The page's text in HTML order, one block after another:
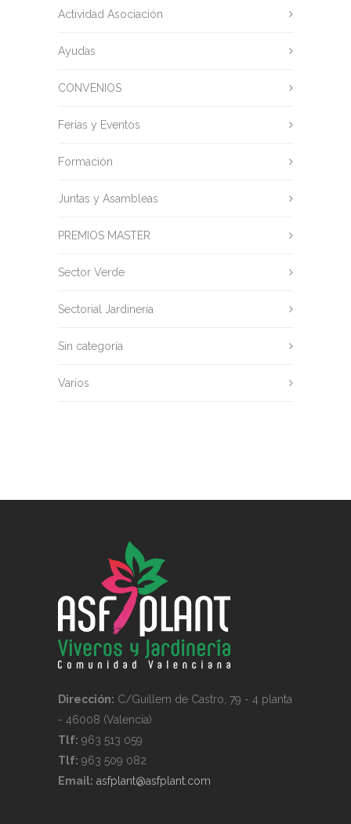
Actividad Asociación
Ayudas
CONVENIOS
Ferias y Eventos
Formación
Juntas y Asambleas
PREMIOS MASTER
Sector Verde
Sectorial Jardinería
Sin categoría
Varios
Dirección: C/Guillem de Castro, 79 - 4 planta
- 46008 (Valencia)
Tlf: 963 513 059
Tlf: 963 509 082
Email: asfplant@asfplant.com